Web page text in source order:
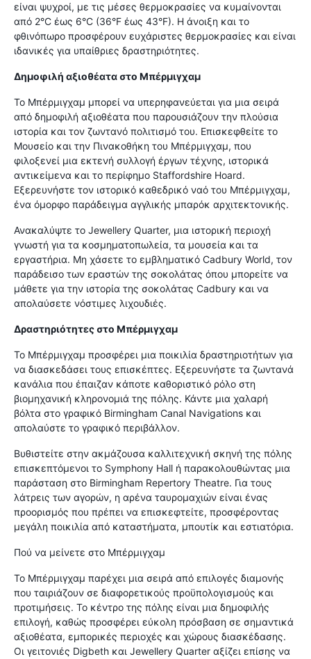
είναι ψυχροί, με τις μέσες θερμοκρασίες να κυμαίνονται
από 2°C έως 6°C (36°F έως 43°F). Η άνοιξη και το
φθινόπωρο προσφέρουν ευχάριστες θερμοκρασίες και είναι
ιδανικές για υπαίθριες δραστηριότητες.
Δημοφιλή αξιοθέατα στο Μπέρμιγχαμ
Το Μπέρμιγχαμ μπορεί να υπερηφανεύεται για μια σειρά
από δημοφιλή αξιοθέατα που παρουσιάζουν την πλούσια
ιστορία και τον ζωντανό πολιτισμό του. Επισκεφθείτε το
Μουσείο και την Πινακοθήκη του Μπέρμιγχαμ, που
φιλοξενεί μια εκτενή συλλογή έργων τέχνης, ιστορικά
αντικείμενα και το περίφημο Staffordshire Hoard.
Εξερευνήστε τον ιστορικό καθεδρικό ναό του Μπέρμιγχαμ,
ένα όμορφο παράδειγμα αγγλικής μπαρόκ αρχιτεκτονικής.
Ανακαλύψτε το Jewellery Quarter, μια ιστορική περιοχή
γνωστή για τα κοσμηματοπωλεία, τα μουσεία και τα
εργαστήρια. Μη χάσετε το εμβληματικό Cadbury World, τον
παράδεισο των εραστών της σοκολάτας όπου μπορείτε να
μάθετε για την ιστορία της σοκολάτας Cadbury και να
απολαύσετε νόστιμες λιχουδιές.
Δραστηριότητες στο Μπέρμιγχαμ
Το Μπέρμιγχαμ προσφέρει μια ποικιλία δραστηριοτήτων για
να διασκεδάσει τους επισκέπτες. Εξερευνήστε τα ζωντανά
κανάλια που έπαιζαν κάποτε καθοριστικό ρόλο στη
βιομηχανική κληρονομιά της πόλης. Κάντε μια χαλαρή
βόλτα στο γραφικό Birmingham Canal Navigations και
απολαύστε το γραφικό περιβάλλον.
Βυθιστείτε στην ακμάζουσα καλλιτεχνική σκηνή της πόλης
επισκεπτόμενοι το Symphony Hall ή παρακολουθώντας μια
παράσταση στο Birmingham Repertory Theatre. Για τους
λάτρεις των αγορών, η αρένα ταυρομαχιών είναι ένας
προορισμός που πρέπει να επισκεφτείτε, προσφέροντας
μεγάλη ποικιλία από καταστήματα, μπουτίκ και εστιατόρια.
Πού να μείνετε στο Μπέρμιγχαμ
Το Μπέρμιγχαμ παρέχει μια σειρά από επιλογές διαμονής
που ταιριάζουν σε διαφορετικούς προϋπολογισμούς και
προτιμήσεις. Το κέντρο της πόλης είναι μια δημοφιλής
επιλογή, καθώς προσφέρει εύκολη πρόσβαση σε σημαντικά
αξιοθέατα, εμπορικές περιοχές και χώρους διασκέδασης.
Οι γειτονιές Digbeth και Jewellery Quarter αξίζει επίσης να